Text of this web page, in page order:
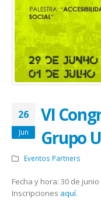
26
Jun
VI
Grupo
Eventos Partners
Fecha y hora: 30 de
Inscripciones aquí.